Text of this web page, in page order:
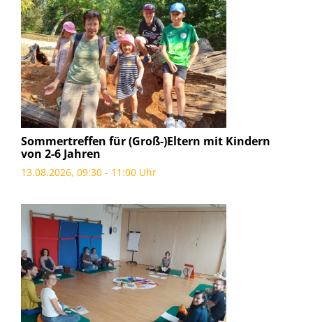
Sommertreffen für (Groß-)Eltern mit Kindern
von 2-6 Jahren
13.08.2026, 09:30 - 11:00 Uhr